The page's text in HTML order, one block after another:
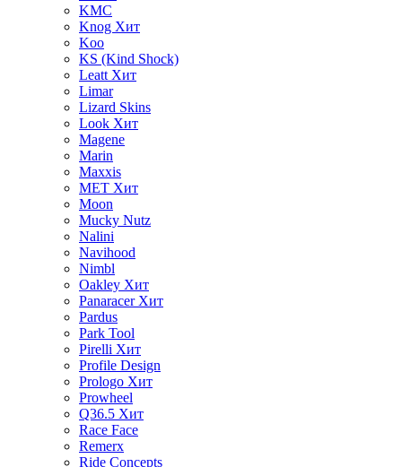
KMC
Knog Хит
Koo
KS (Kind Shock)
Leatt Хит
Limar
Lizard Skins
Look Хит
Magene
Marin
Maxxis
MET Хит
Moon
Mucky Nutz
Nalini
Navihood
Nimbl
Oakley Хит
Panaracer Хит
Pardus
Park Tool
Pirelli Хит
Profile Design
Prologo Хит
Prowheel
Q36.5 Хит
Race Face
Remerx
Ride Concepts